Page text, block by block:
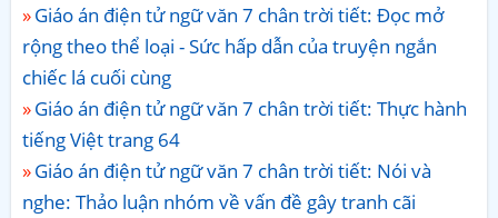
Giáo án điện tử ngữ văn 7 chân trời tiết: Đọc mở
rộng theo thể loại - Sức hấp dẫn của truyện ngắn
chiếc lá cuối cùng
Giáo án điện tử ngữ văn 7 chân trời tiết: Thực hành
tiếng Việt trang 64
Giáo án điện tử ngữ văn 7 chân trời tiết: Nói và
nghe: Thảo luận nhóm về vấn đề gây tranh cãi